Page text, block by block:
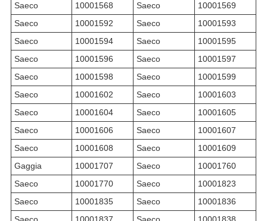
Saeco
10001568 Saeco
10001569
Saeco
10001592 Saeco
10001593
Saeco
10001594 Saeco
10001595
Saeco
10001596 Saeco
10001597
Saeco
10001598 Saeco
10001599
Saeco
10001602 Saeco
10001603
Saeco
10001604 Saeco
10001605
Saeco
10001606 Saeco
10001607
Saeco
10001608 Saeco
10001609
Gaggia
10001707 Saeco
10001760
Saeco
10001770 Saeco
10001823
Saeco
10001835 Saeco
10001836